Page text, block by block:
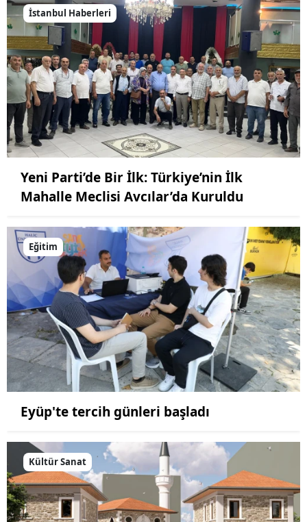
İstanbul Haberleri
Yeni Parti’de Bir İlk: Türkiye’nin İlk
Mahalle Meclisi Avcılar’da Kuruldu
Eğitim
Eyüp'te tercih günleri başladı
Kültür Sanat